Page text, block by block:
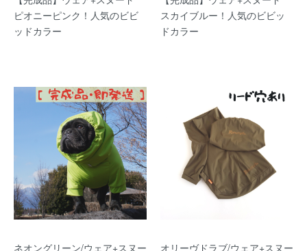
ピオニーピンク！人気のビビ
ッドカラー
スカイブルー！人気のビビッ
ドカラー
ネオングリーン/ウェア+スヌー
オリーヴドラブ/ウェア+スヌー